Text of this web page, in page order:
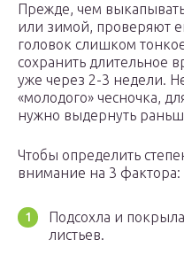
Прежде, чем
или зимой, проверяют
головок слишком
сохранить длительное
уже через 2-3 недели.
«молодого» чесночка,
нужно выдернуть
Чтобы определить
внимание на 3 фактора:
Подсохла и
листьев.